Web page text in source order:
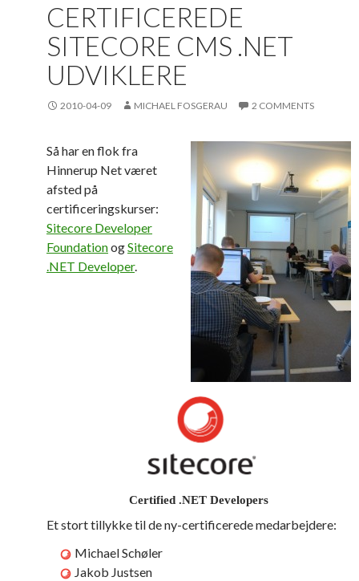
CERTIFICEREDE
SITECORE CMS .NET
UDVIKLERE
2010-04-09 MICHAEL FOSGERAU 2 COMMENTS
Så har en flok fra
Hinnerup Net været
afsted på
certificeringskurser:
Sitecore Developer
FoundationogSitecore
.NET Developer.
Certified .NET Developers
Et stort tillykke til de ny-certificerede medarbejdere:
Michael Schøler
Jakob Justsen